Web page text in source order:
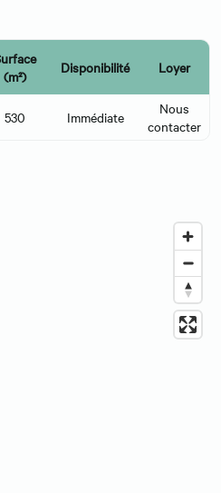
(m²)
Disponibilité Loyer
530 Immédiate
Nous
contacter